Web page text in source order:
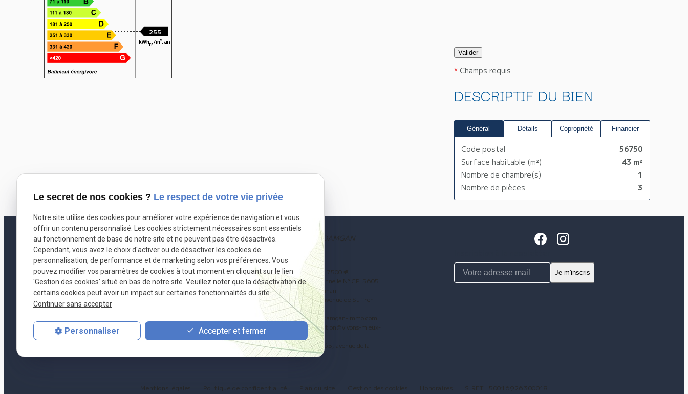
255
* Champs requis
DESCRIPTIF DU BIEN
Général Détails Copropriété Financier
Code postal
56750
Surface habitable (m²)
43 m²
Nombre de chambre(s)
1
Nombre de pièces
3
23 rue Fidèle Habert, 56750 DAMGAN
02.97.41.00.87
Sarl JOBY IMMOBILIER au capital de 7500 €
RCS : VANNES 500 169 263 –- Carte Professionnelle N° CPI 5605
2017 000 021 736 CCI du Morbihan
Garanties financières : Groupe SO.CA.F. 26, avenue de Suffren
75015 PARIS
www.damgan-immo.com- E-mail : info@damgan-immo.com
Service de Médiation de la consommation : mediation@vivons-mieux-
MEDIATION VIVONS MIEUX ENSEMBLE - 465, avenue de la
Libération -54 000 NANCY
Mentions légales Politique de confidentialité Plan du site Gestion des cookies Honoraires SIRET : 50016926300018
Le secret de nos cookies ? Le respect de votre vie privée
Notre site utilise des cookies pour améliorer votre expérience de navigation et vous
offrir un contenu personnalisé. Les cookies strictement nécessaires sont essentiels
au fonctionnement de base de notre site et ne peuvent pas être désactivés.
Cependant, vous avez le choix d'activer ou de désactiver les cookies de
personnalisation, de performance et de marketing selon vos préférences. Vous
pouvez modifier vos paramètres de cookies à tout moment en cliquant sur le lien
'Gestion des cookies' situé en bas de notre site. Veuillez noter que la désactivation de
certains cookies peut avoir un impact sur certaines fonctionnalités du site.
Continuer sans accepter
Personnaliser Accepter et fermer